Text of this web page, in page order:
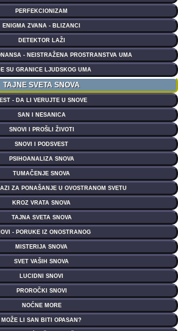
PERFEKCIONIZAM
ENIGMA ZVANA - BLIZANCI
DETEKTOR LAŽI
- NEISTRAŽENA PROSTRANSTVA UMA
SU GRANICE LJUDSKOG UMA
TAJNE SVETA SNOVA
- DA LI VERUJTE U SNOVE
SAN I NESANICA
SNOVI I PROŠLI ŽIVOTI
SNOVI I PODSVEST
PSIHOANALIZA SNOVA
TUMAČENJE SNOVA
ZA PONAŠANJE U OVOSTRANOM SVETU
KROZ VRATA SNOVA
TAJNA SVETA SNOVA
- PORUKE IZ ONOSTRANOG
MISTERIJA SNOVA
SVET VAŠIH SNOVA
LUCIDNI SNOVI
PROROČKI SNOVI
NOĆNE MORE
MOŽE LI SAN BITI OPASAN?